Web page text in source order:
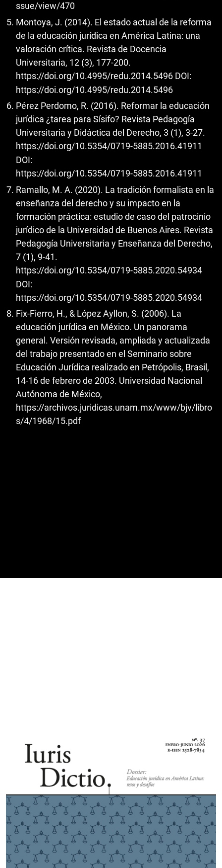
ssue/view/470
Montoya, J. (2014). El estado actual de la reforma
de la educación jurídica en América Latina: una
valoración crítica. Revista de Docencia
Universitaria, 12 (3), 177-200.
https://doi.org/10.4995/redu.2014.5496 DOI:
https://doi.org/10.4995/redu.2014.5496
Pérez Perdomo, R. (2016). Reformar la educación
jurídica ¿tarea para Sísifo? Revista Pedagogía
Universitaria y Didáctica del Derecho, 3 (1), 3-27.
https://doi.org/10.5354/0719-5885.2016.41911
DOI:
https://doi.org/10.5354/0719-5885.2016.41911
Ramallo, M. A. (2020). La tradición formalista en la
enseñanza del derecho y su impacto en la
formación práctica: estudio de caso del patrocinio
jurídico de la Universidad de Buenos Aires. Revista
Pedagogía Universitaria y Enseñanza del Derecho,
7 (1), 9-41.
https://doi.org/10.5354/0719-5885.2020.54934
DOI:
https://doi.org/10.5354/0719-5885.2020.54934
Fix-Fierro, H., & López Ayllon, S. (2006). La
educación jurídica en México. Un panorama
general. Versión revisada, ampliada y actualizada
del trabajo presentado en el Seminario sobre
Educación Jurídica realizado en Petrópolis, Brasil,
14-16 de febrero de 2003. Universidad Nacional
Autónoma de México,
https://archivos.juridicas.unam.mx/www/bjv/libro
s/4/1968/15.pdf